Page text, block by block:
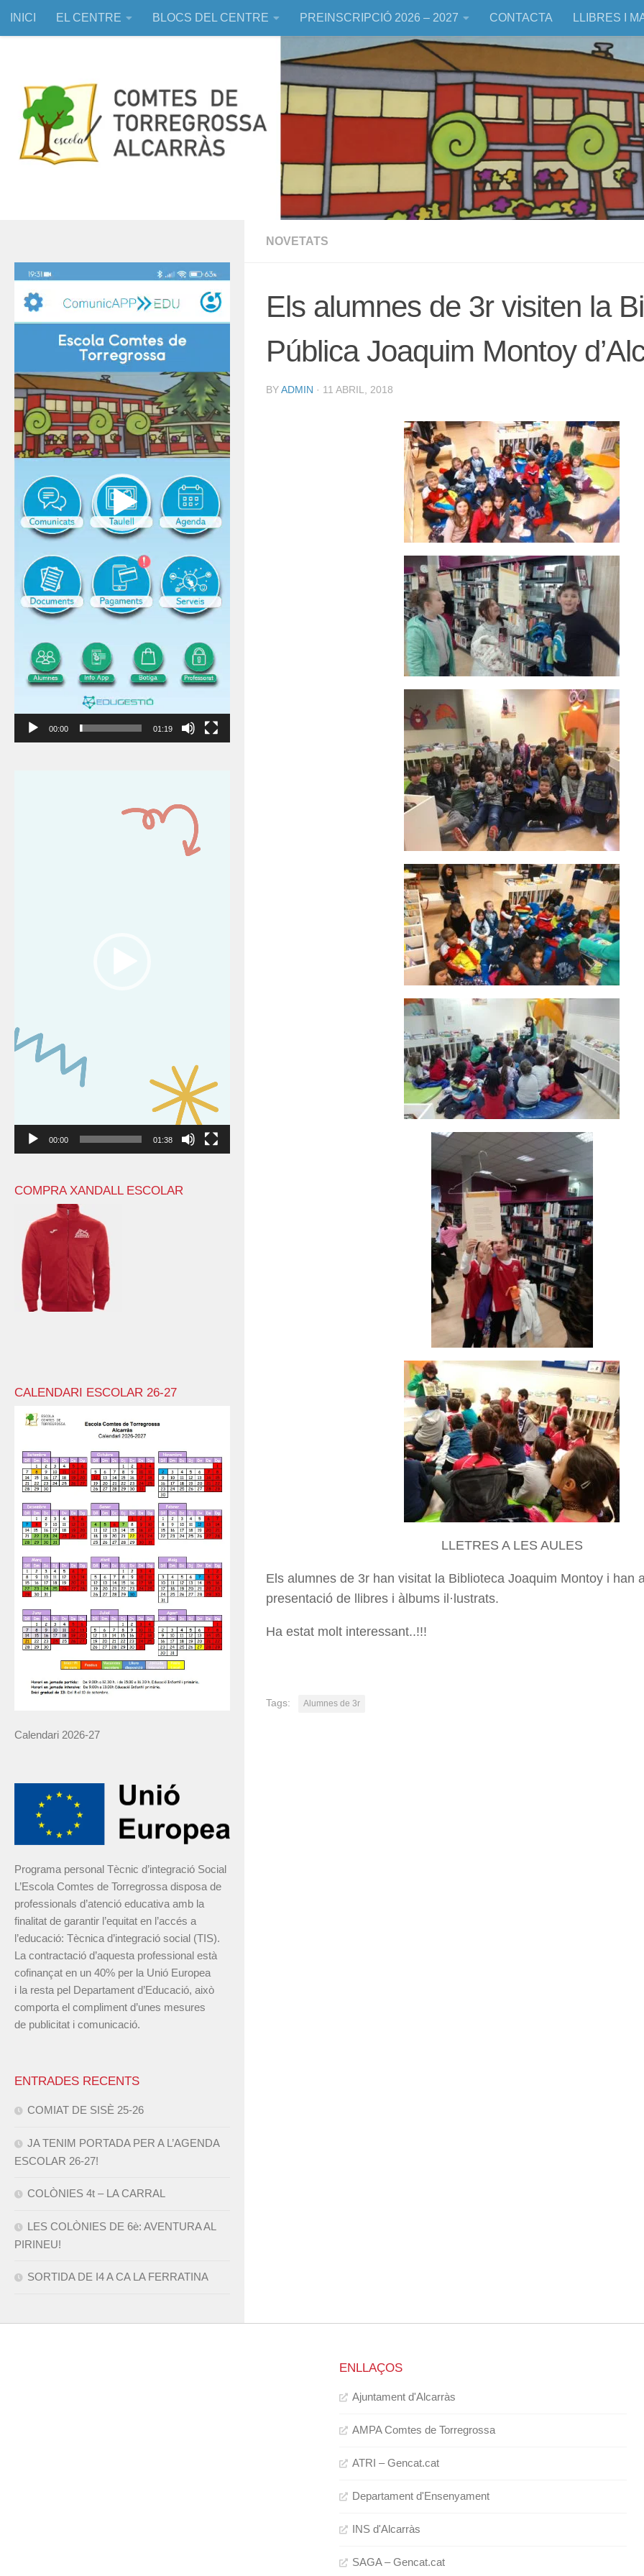
Skip to content
INICI EL CENTRE BLOCS DEL CENTRE PREINSCRIPCIÓ 2026 – 2027 CONTACTA LLIBRES I
NOVETATS
Els alumnes de 3r visiten la
Pública Joaquim Montoy
BYADMIN · 11 ABRIL, 2018
LLETRES A LES AULES
Els alumnes de 3r han visitat la Biblioteca Joaquim Montoy i han
presentació de llibres i àlbums il·lustrats.
Ha estat molt interessant..!!!
Tags: Alumnes de 3r
Reproductor
vídeo
00:00 01:19
00:00 01:38
COMPRA XANDALL ESCOLAR
CALENDARI ESCOLAR 26-27
Calendari 2026-27
Programa personal Tècnic d’integració Social
L’Escola Comtes de Torregrossa disposa de
professionals d’atenció educativa amb la
finalitat de garantir l’equitat en l’accés a
l’educació: Tècnica d’integració social (TIS).
La contractació d’aquesta professional està
cofinançat en un 40% per la Unió Europea
i la resta pel Departament d’Educació, això
comporta el compliment d’unes mesures
de publicitat i comunicació.
ENTRADES RECENTS
COMIAT DE SISÈ 25-26
JA TENIM PORTADA PER A L’AGENDA
ESCOLAR 26-27!
COLÒNIES 4t – LA CARRAL
LES COLÒNIES DE 6è: AVENTURA AL
PIRINEU!
SORTIDA DE I4 A CA LA FERRATINA
ENLLAÇOS
Ajuntament d'Alcarràs
AMPA Comtes de Torregrossa
ATRI – Gencat.cat
Departament d'Ensenyament
INS d'Alcarràs
SAGA – Gencat.cat